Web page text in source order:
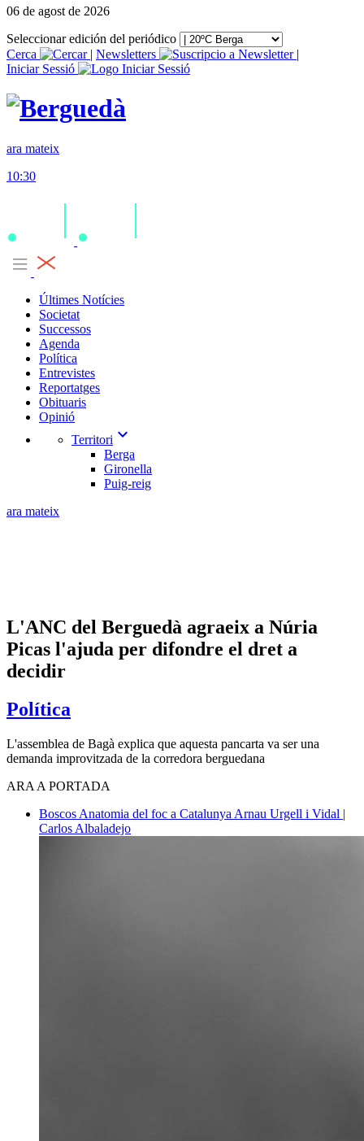
06 de agost de 2026
Seleccionar edición del periódico
Cerca
| Newsletters
|
Iniciar Sessió
ara mateix
10:30
Últimes Notícies
Societat
Successos
Agenda
Política
Entrevistes
Reportatges
Obituaris
Opinió
Territori expand_more
Berga
Gironella
Puig-reig
ara mateix
L'ANC del Berguedà agraeix a Núria
Picas l'ajuda per difondre el dret a
decidir
Política
L'assemblea de Bagà explica que aquesta pancarta va ser una
demanda improvitzada de la corredora berguedana
ARA A PORTADA
Boscos Anatomia del foc a Catalunya Arnau Urgell i Vidal |
Carlos Albaladejo